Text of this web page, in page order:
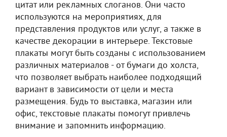
цитат или рекламных слоганов. Они часто
используются на мероприятиях, для
представления продуктов или услуг, а также в
качестве декорации в интерьере. Текстовые
плакаты могут быть созданы с использованием
различных материалов - от бумаги до холста,
что позволяет выбрать наиболее подходящий
вариант в зависимости от цели и места
размещения. Будь то выставка, магазин или
офис, текстовые плакаты помогут привлечь
внимание и запомнить информацию.